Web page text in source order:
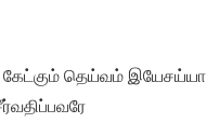
தெய்வம் இயேசய்யா